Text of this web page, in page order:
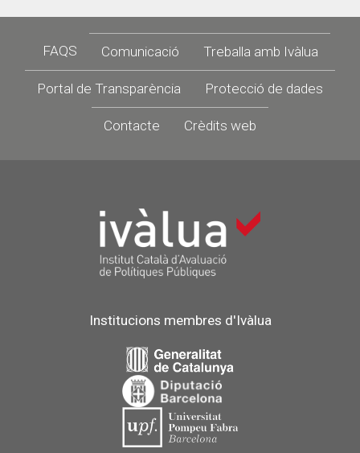
Footer
FAQS Comunicació Treballa amb Ivàlua
Portal de Transparència Protecció de dades
Contacte Crèdits web
Institucions membres d'Ivàlua